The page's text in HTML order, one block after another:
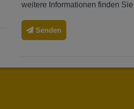
weitere Informationen finden Sie
Senden